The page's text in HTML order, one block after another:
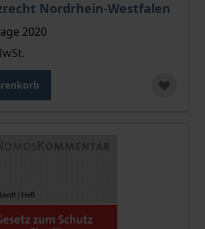
Nordrhein-Westfalen
2020